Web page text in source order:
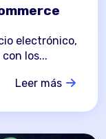
electrónico,
los...
Leer más